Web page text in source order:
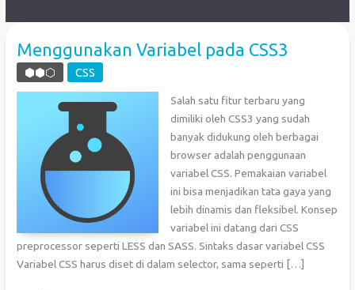
Menggunakan Variabel pada CSS3
⬢⬢⬡ CSS
Salah satu fitur terbaru yang
dimiliki oleh CSS3 yang sudah
banyak didukung oleh berbagai
browser adalah penggunaan
variabel CSS. Pemakaian variabel
ini bisa menjadikan tata gaya yang
lebih dinamis dan fleksibel. Konsep
variabel ini datang dari CSS
preprocessor seperti LESS dan SASS. Sintaks dasar variabel CSS
Variabel CSS harus diset di dalam selector, sama seperti […]